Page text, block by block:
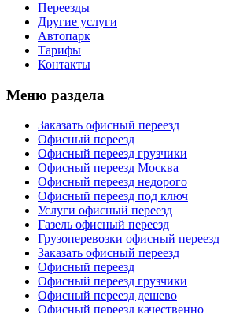
Переезды
Другие услуги
Автопарк
Тарифы
Контакты
Меню раздела
Заказать офисный переезд
Офисный переезд
Офисный переезд грузчики
Офисный переезд Москва
Офисный переезд недорого
Офисный переезд под ключ
Услуги офисный переезд
Газель офисный переезд
Грузоперевозки офисный переезд
Заказать офисный переезд
Офисный переезд
Офисный переезд грузчики
Офисный переезд дешево
Офисный переезд качественно